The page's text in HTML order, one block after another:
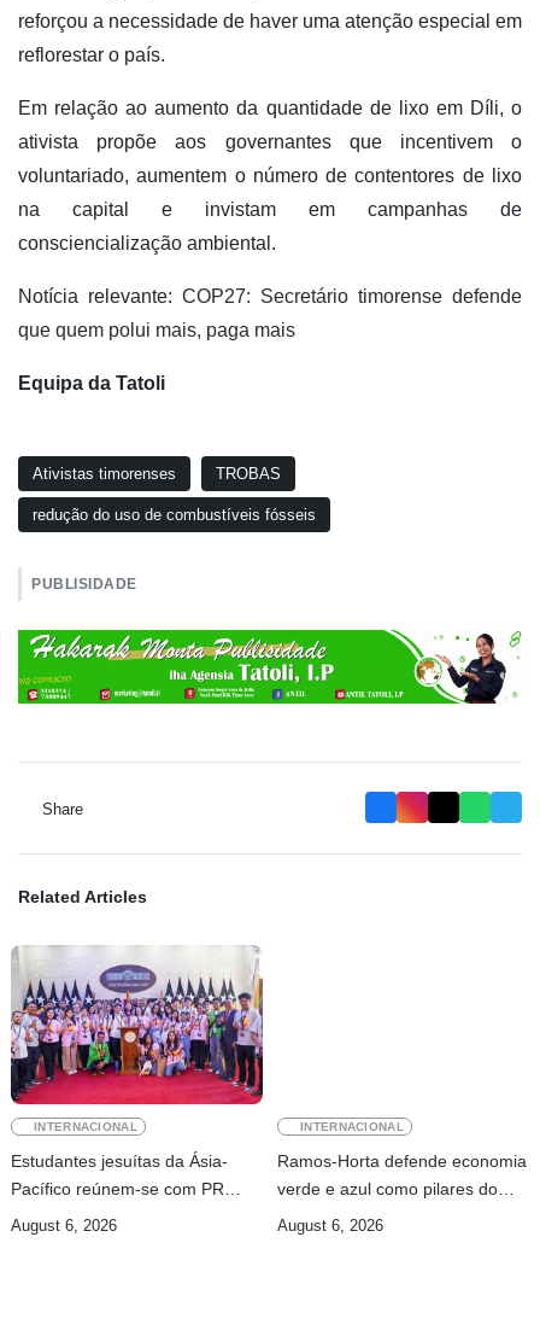
reforçou a necessidade de haver uma atenção especial em
reflorestar o país.
Em relação ao aumento da quantidade de lixo em Díli, o
ativista propõe aos governantes que incentivem o
voluntariado, aumentem o número de contentores de lixo
na capital e invistam em campanhas de
consciencialização ambiental.
Notícia relevante: COP27: Secretário timorense defende
que quem polui mais, paga mais
Equipa da Tatoli
Ativistas timorenses TROBAS
redução do uso de combustíveis fósseis
PUBLISIDADE
Share
Related Articles
INTERNACIONAL
Estudantes jesuítas da Ásia-
Pacífico reúnem-se com PR
para conhecer processo de paz
August 6, 2026
INTERNACIONAL
Ramos-Horta defende economia
verde e azul como pilares do
desenvolvimento sustentável de
August 6, 2026